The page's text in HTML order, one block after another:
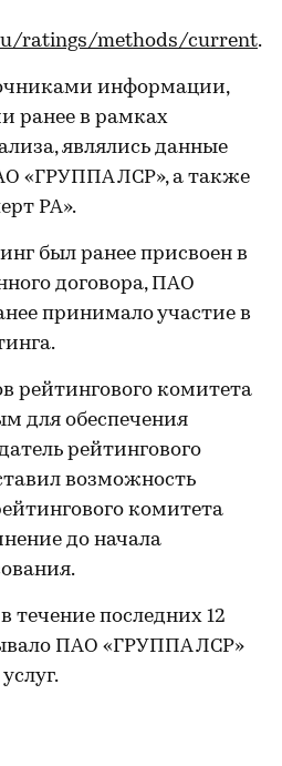
ratings/methods/current.
информации,
ранее в рамках
являлись данные
«ГРУППА ЛСР», а также
РА».
был ранее присвоен в
договора, ПАО
принимало участие в
рейтингового комитета
для обеспечения
рейтингового
возможность
комитета
до начала
течение последних 12
ПАО «ГРУППА ЛСР»